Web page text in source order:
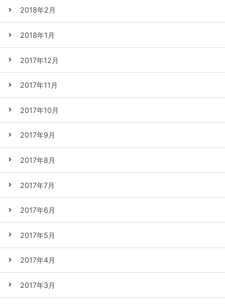
2018年2月
2018年1月
2017年12月
2017年11月
2017年10月
2017年9月
2017年8月
2017年7月
2017年6月
2017年5月
2017年4月
2017年3月